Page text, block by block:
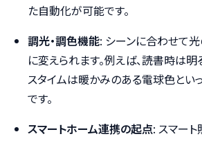
た自動化が可能です。
調光・調色機能: シーンに合わせて
に変えられます。例えば、読書時は明
スタイムは暖かみのある電球色とい
です。
スマートホーム連携の起点: スマート